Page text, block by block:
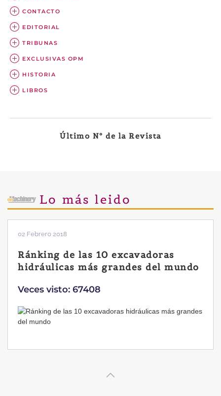
CONTACTO
EDITORIAL
TRIBUNAS
EXCLUSIVAS OPM
HISTORIA
LIBROS
Último Nº de la Revista
Lo más leido
28 Enero 2019
Las ventajas de la excavadora
Yanmar B7 Sigma-6
Veces visto: 32216